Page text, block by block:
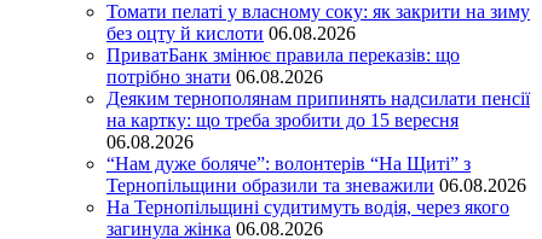
Томати пелаті у власному соку: як закрити на зиму
без оцту й кислоти 06.08.2026
ПриватБанк змінює правила переказів: що
потрібно знати 06.08.2026
Деяким тернополянам припинять надсилати пенсії
на картку: що треба зробити до 15 вересня
06.08.2026
“Нам дуже боляче”: волонтерів “На Щиті” з
Тернопільщини образили та зневажили 06.08.2026
На Тернопільщині судитимуть водія, через якого
загинула жінка 06.08.2026